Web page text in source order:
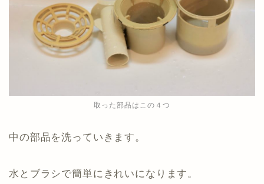
取った部品はこの４つ
中の部品を洗っていきます。
水とブラシで簡単にきれいになります。